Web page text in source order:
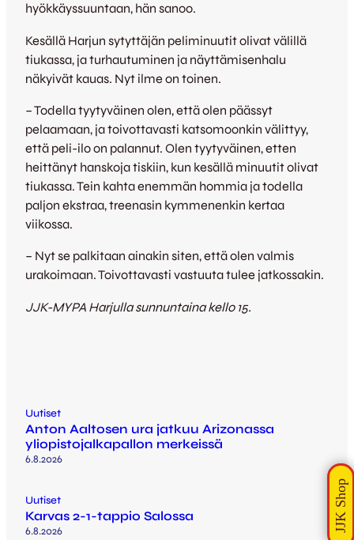
hyökkäyssuuntaan, hän sanoo.
Kesällä Harjun sytyttäjän peliminuutit olivat välillä
tiukassa, ja turhautuminen ja näyttämisenhalu
näkyivät kauas. Nyt ilme on toinen.
– Todella tyytyväinen olen, että olen päässyt
pelaamaan, ja toivottavasti katsomoonkin välittyy,
että peli-ilo on palannut. Olen tyytyväinen, etten
heittänyt hanskoja tiskiin, kun kesällä minuutit olivat
tiukassa. Tein kahta enemmän hommia ja todella
paljon ekstraa, treenasin kymmenenkin kertaa
viikossa.
– Nyt se palkitaan ainakin siten, että olen valmis
urakoimaan. Toivottavasti vastuuta tulee jatkossakin.
JJK-MYPA Harjulla sunnuntaina kello 15.
Uutiset
Anton Aaltosen ura jatkuu Arizonassa
yliopistojalkapallon merkeissä
6.8.2026
Uutiset
Karvas 2-1-tappio Salossa
6.8.2026